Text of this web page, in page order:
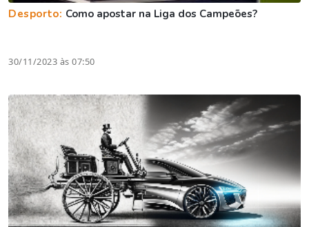
Desporto: Como apostar na Liga dos Campeões?
30/11/2023 às 07:50